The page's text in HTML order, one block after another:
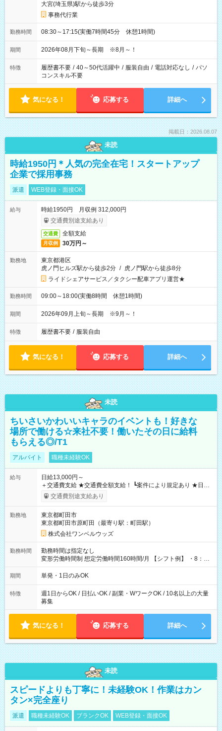
大宮(埼玉県)駅から徒歩3分
事務代行業
勤務時間 08:30～17:15(実働7時間45分 休憩1時間)
期間 2026年08月下旬～長期 ※8月～！
特徴 履歴書不要 / 40～50代活躍中 / 服装自由 / 電話対応なし / パソ
コンスキル不要
気になる！ 応募する 詳細へ
掲載日：2026.08.07
未読
時給1950円＊人気の完全在宅！スタートアップ
企業で採用事務
派遣 WEB登録・面接OK
給与
時給1950円 月収例 312,000円
交通費別途支給あり
交通費 全額支給
月収例 30万円～
勤務地
東京都港区
虎ノ門ヒルズ駅から徒歩2分 / 虎ノ門駅から徒歩8分
ライドシェアサービス／タクシー配車アプリ運営★
勤務時間 09:00～18:00(実働8時間 休憩1時間)
期間 2026年09月上旬～長期 ※9月～！
特徴 履歴書不要 / 服装自由
気になる！ 応募する 詳細へ
未読
ちいさいかわいいキャラのイベントも！好きな
場所で働ける☆来社不要！働いたその日に給料
もらえる◎/T1
アルバイト 職種未経験OK
給与
日給13,000円～
＋交通費支給 ★交通費全額支給！ ┗案件により規定あり ★日払
いOK！（規定あり） ┗働いたその日に現金GET♪ お仕事後はコ
ンビニATMから 日払い分を引き落とせます！ 【試用期間】試
交通費別途支給あり
勤務地
東京都町田市
東京都町田市原町田（最寄り駅：町田駅）
株式会社ワンベルウッズ
勤務時間
勤務時間は指定なし
変形労働時間制 想定労働時間160時間/月 【シフト例】 ・8：00
～21：00
期間 単発・1日のみOK
特徴
週1日からOK / 日払いOK / 副業・WワークOK / 10名以上の大量
募集
気になる！ 応募する 詳細へ
未読
スピードよりも丁寧に！未経験OK！作業はカン
タン×完全座り
派遣 職種未経験OK ブランクOK WEB登録・面接OK